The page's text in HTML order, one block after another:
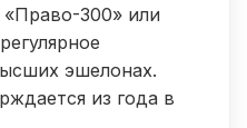
«Право-300» или
эшелонах.
из года в